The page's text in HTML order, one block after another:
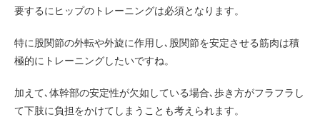
要するにヒップのトレーニングは必須となります。
特に股関節の外転や外旋に作用し､股関節を安定させる筋肉は積
極的にトレーニングしたいですね。
加えて､体幹部の安定性が欠如している場合､歩き方がフラフラし
て下肢に負担をかけてしまうことも考えられます。